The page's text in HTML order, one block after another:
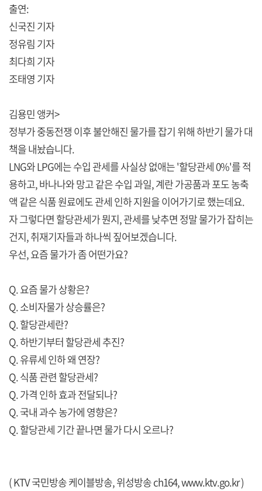
출연:
신국진 기자
정유림 기자
최다희 기자
조태영 기자
김용민 앵커>
정부가 중동전쟁 이후 불안해진 물가를 잡기 위해 하반기 물가 대
책을 내놨습니다.
LNG와 LPG에는 수입 관세를 사실상 없애는 '할당관세 0%'를 적
용하고, 바나나와 망고 같은 수입 과일, 계란 가공품과 포도 농축
액 같은 식품 원료에도 관세 인하 지원을 이어가기로 했는데요.
자 그렇다면 할당관세가 뭔지, 관세를 낮추면 정말 물가가 잡히는
건지, 취재기자들과 하나씩 짚어보겠습니다.
우선, 요즘 물가가 좀 어떤가요?
Q. 요즘 물가 상황은?
Q. 소비자물가 상승률은?
Q. 할당관세란?
Q. 하반기부터 할당관세 추진?
Q. 유류세 인하 왜 연장?
Q. 식품 관련 할당관세?
Q. 가격 인하 효과 전달되나?
Q. 국내 과수 농가에 영향은?
Q. 할당관세 기간 끝나면 물가 다시 오르나?
( KTV 국민방송 케이블방송, 위성방송 ch164,www.ktv.go.kr)